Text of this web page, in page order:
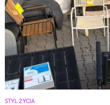
STYL ŻYCIA